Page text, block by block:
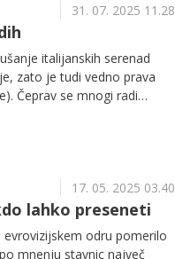
31. 07. 2025 11.28
italijanskih serenad
zato je tudi vedno prava
Čeprav se mnogi radi
na umbrijskem podeželju.
17. 05. 2025 03.40
lahko preseneti
evrovizijskem odru pomerilo
mnenju stavnic največ